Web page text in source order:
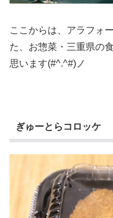
ここからは、アラフォ
た、お惣菜・三重県の
思います(#^.^#)ノ
ぎゅーとらコロッケ